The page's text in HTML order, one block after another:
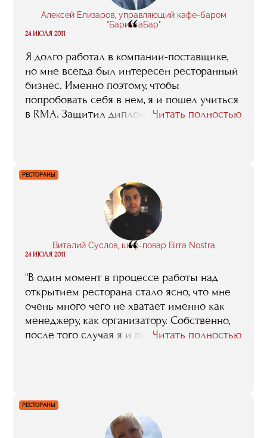
Алексей Елизаров, управляющий кафе-баром
"БаристаБар"
“
24 ИЮЛЯ 2011
Я долго работал в компании-поставщике,
но мне всегда был интересен ресторанный
бизнес. Именно поэтому, чтобы
попробовать себя в нем, я и пошел учиться
в RMA. Защитил диплом по концепции
Читать полностью
РЕСТОРАНЫ
Виталий Суслов, шеф-повар Birra Nostra
“
24 ИЮЛЯ 2011
"В один момент в процессе работы над
открытием ресторана стало ясно, что мне
очень много чего не хватает именно как
менеджеру, как организатору. Собственно,
после того случая я и пошел учится в RMA,
Читать полностью
РЕСТОРАНЫ